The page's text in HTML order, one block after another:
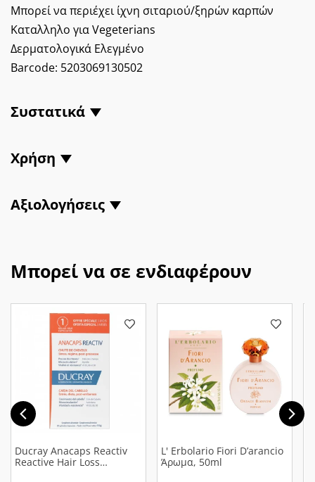
Μπορεί να περιέχει ίχνη σιταριού/ξηρών καρπών
Καταλληλο για Vegeterians
Δερματολογικά Ελεγμένο
Barcode: 5203069130502
Συστατικά
Χρήση
Αξιολογήσεις
Μπορεί να σε ενδιαφέρουν
Ducray Anacaps Reactiv
Reactive Hair Loss
L' Erbolario Fiori D’arancio
Άρωμα, 50ml